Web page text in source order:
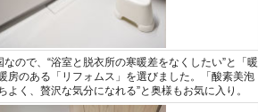
ので、“浴室と脱衣所の寒暖差をなくしたい”と「暖
房のある「リフォムス」を選びました。「酸素美泡
よく、贅沢な気分になれる”と奥様もお気に入り。